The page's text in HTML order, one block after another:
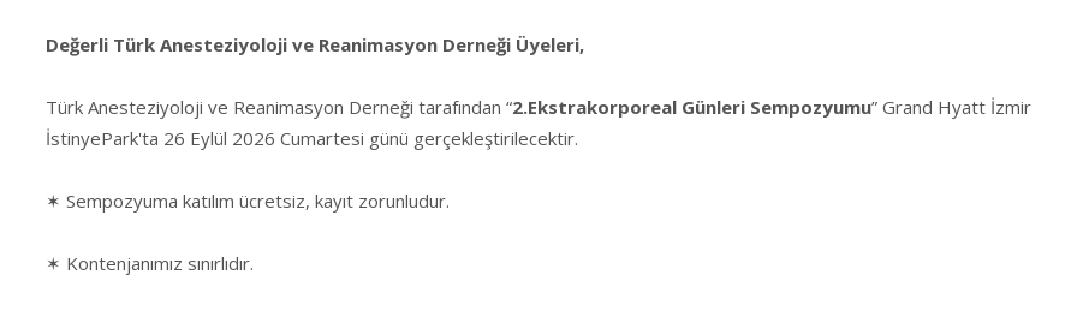
Değerli Türk Anesteziyoloji ve Reanimasyon Derneği Üyeleri,
Türk Anesteziyoloji ve Reanimasyon Derneği tarafından “2.Ekstrakorporeal Günleri Sempozyumu” Grand Hyatt İzmir
İstinyePark'ta 26 Eylül 2026 Cumartesi günü gerçekleştirilecektir.
✶ Sempozyuma katılım ücretsiz, kayıt zorunludur.
✶ Kontenjanımız sınırlıdır.